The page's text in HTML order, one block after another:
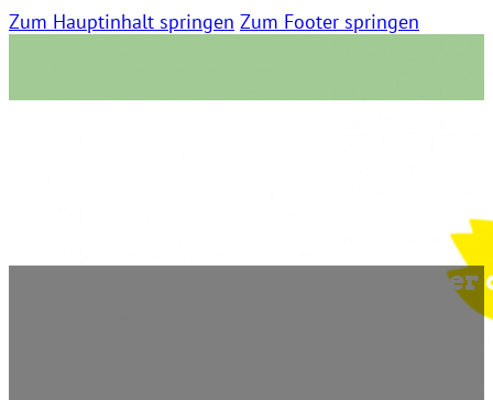
Zum Hauptinhalt springen Zum Footer springen
Folge 13 – Stephan & Stefan